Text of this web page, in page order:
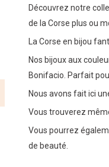
Découvrez notre
de la Corse plus ou
La Corse en bijou
Nos bijoux aux
Bonifacio. Parfait
Nous avons fait ici
Vous trouverez
Vous pourrez
de beauté.